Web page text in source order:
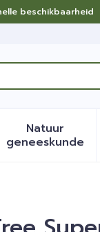
beschikbaarheid
categorie
en
voor
Natuur
geneeskunde
Toon